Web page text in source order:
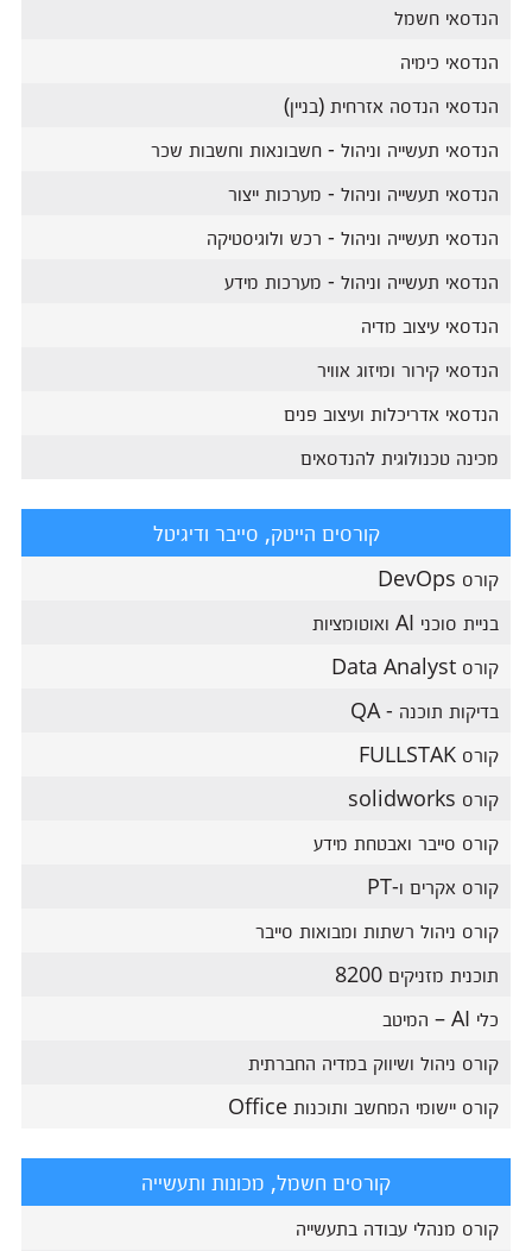
הנדסאי חשמל
הנדסאי כימיה
הנדסאי הנדסה אזרחית (בניין)
הנדסאי תעשייה וניהול - חשבונאות וחשבות שכר
הנדסאי תעשייה וניהול - מערכות ייצור
הנדסאי תעשייה וניהול - רכש ולוגיסטיקה
הנדסאי תעשייה וניהול - מערכות מידע
הנדסאי עיצוב מדיה
הנדסאי קירור ומיזוג אוויר
הנדסאי אדריכלות ועיצוב פנים
מכינה טכנולוגית להנדסאים
קורסים הייטק, סייבר ודיגיטל
קורס DevOps
בניית סוכני AI ואוטומציות
קורס Data Analyst
בדיקות תוכנה - QA
קורס FULLSTAK
קורס solidworks
קורס סייבר ואבטחת מידע
קורס אקרים ו-PT
קורס ניהול רשתות ומבואות סייבר
תוכנית מזניקים 8200
כלי AI – המיטב
קורס ניהול ושיווק במדיה החברתית
קורס יישומי המחשב ותוכנות Office
קורסים חשמל, מכונות ותעשייה
קורס מנהלי עבודה בתעשייה